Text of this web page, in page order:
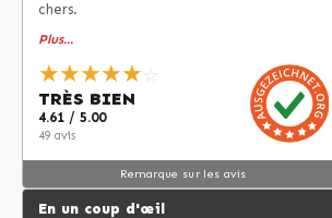
chers.
Plus...
★★★★★☆
TRÈS BIEN
4.61 / 5.00
49 avis
Remarque sur les avis
En un coup d'œil